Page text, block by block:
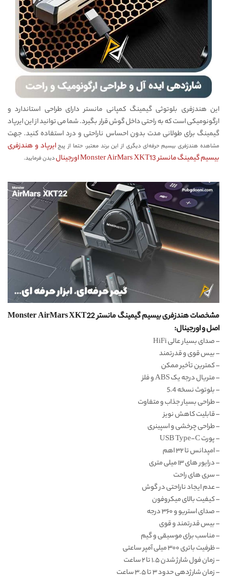
این هندزفری بلوتوثی گیمینگ کمپانی مانستر دارای طراحی استاندارد و
ارگونومیکی است که به راحتی داخل گوش قرار بگیرد. شما می توانید از این ایرپاد
گیمینگ برای طولانی مدت بدون احساس ناراحتی و درد استفاده کنید. جهت
مشاهده هندزفری بیسیم حرفه‌ای دیگری از این برند معتبر، حتما از پیجایرپاد و هندزفری
بیسیم گیمینگ مانستر Monster AirMars XKT13 اورجینال
دیدن فرمایید.
مشخصات هندزفری بیسیم گیمینگ مانستر Monster AirMars XKT22
اصل و اورجینال:
– صدای بسیار عالی HiFi
– بیس قوی و قدرتمند
– کمترین تأخیر ممکن
– متریال درجه یک ABS و فلز
– بلوتوث نسخه 5.4
– طراحی بسیار جذاب و متفاوت
– قابلیت کاهش نویز
– طراحی چرخشی و اسپینری
– پورت USB Type-C
– امپدانس تا ۳۲ اهم
– درایور های ۱۳ میلی متری
– سری های راحت
– عدم ایجاد ناراحتی در گوش
– کیفیت بالای میکروفون
– صدای استریو و ۳۶۰ درجه
– بیس قدرتمند و قوی
– مناسب برای موسیقی و گیم
– ظرفیت باتری ۳۰۰ میلی آمپر ساعتی
– زمان فول شارژ شدن ۱.۵ تا ۲ ساعت
– زمان شارژدهی حدود ۳ تا ۳.۵ ساعت